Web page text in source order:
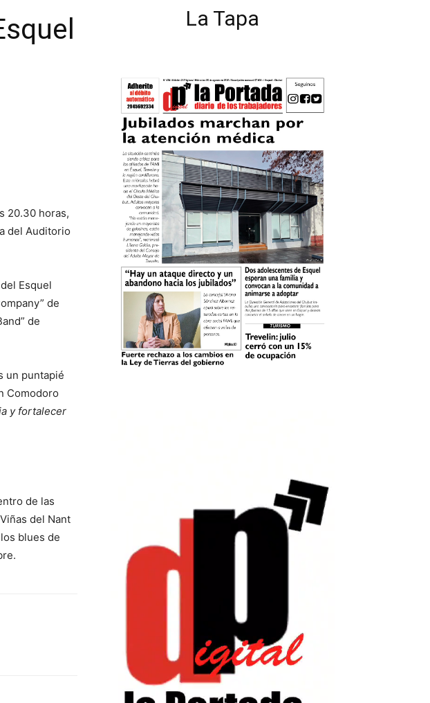
20.30 horas,
del Auditorio
Esquel
de
de
un puntapié
Comodoro
y fortalecer
de las
del Nant
blues de
La Tapa